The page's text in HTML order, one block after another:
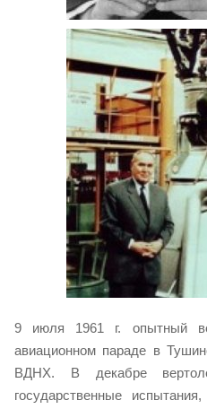
9 июля 1961 г. опытный
авиационном параде в
ВДНХ. В декабре
государственные